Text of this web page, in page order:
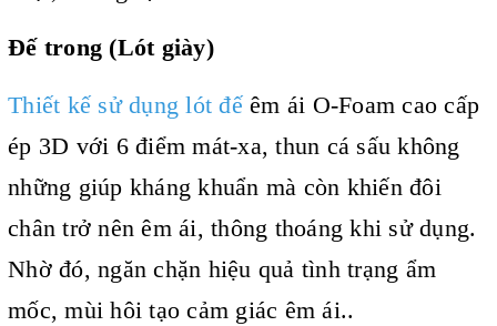
Đế trong (Lót giày)
Thiết kế sử dụng lót đếêm ái O-Foam cao cấp
ép 3D với 6 điểm mát-xa, thun cá sấu không
những giúp kháng khuẩn mà còn khiến đôi
chân trở nên êm ái, thông thoáng khi sử dụng.
Nhờ đó, ngăn chặn hiệu quả tình trạng ẩm
mốc, mùi hôi tạo cảm giác êm ái..